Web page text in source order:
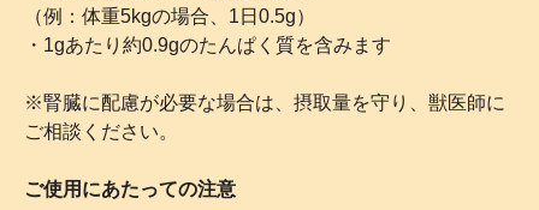
（例：体重5kgの場合、1日0.5g）
・1gあたり約0.9gのたんぱく質を含みます
※腎臓に配慮が必要な場合は、摂取量を守り、獣医師に
ご相談ください。
ご使用にあたっての注意